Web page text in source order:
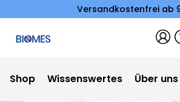
Versandkostenfrei ab
Shop Wissenswertes Über uns